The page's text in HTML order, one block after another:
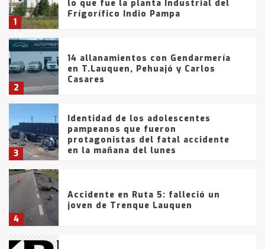
1
lo que fue la planta Industrial del
Frígorífico Indio Pampa
2
14 allanamientos con Gendarmería
en T.Lauquen, Pehuajó y Carlos
Casares
3
Identidad de los adolescentes
pampeanos que fueron
protagonistas del fatal accidente
en la mañana del lunes
4
Accidente en Ruta 5: falleció un
joven de Trenque Lauquen